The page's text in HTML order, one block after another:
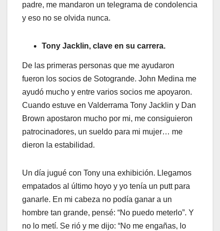
padre, me mandaron un telegrama de condolencia
y eso no se olvida nunca.
Tony Jacklin, clave en su carrera.
De las primeras personas que me ayudaron
fueron los socios de Sotogrande. John Medina me
ayudó mucho y entre varios socios me apoyaron.
Cuando estuve en Valderrama Tony Jacklin y Dan
Brown apostaron mucho por mi, me consiguieron
patrocinadores, un sueldo para mi mujer… me
dieron la estabilidad.
Un día jugué con Tony una exhibición. Llegamos
empatados al último hoyo y yo tenía un putt para
ganarle. En mi cabeza no podía ganar a un
hombre tan grande, pensé: “No puedo meterlo”. Y
no lo metí. Se rió y me dijo: “No me engañas, lo